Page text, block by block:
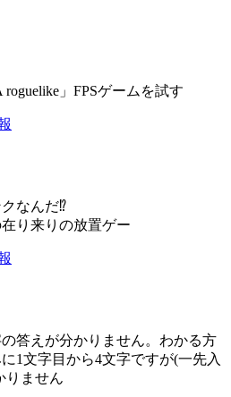
」FPSゲームを試す
なんだ⁉️
り来りの放置ゲー
答えが分かりません。わかる方
1文字目から4文字ですが(一先入
りません